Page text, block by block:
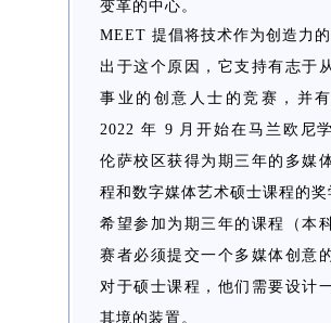
变革的中心。
MEET 提倡将技术作为创造力的
出于这个原因，它支持有志于
事业的创意人士的竞赛，并
2022 年 9 月开始在马兰欧尼
伦萨校区获得为期三年的多媒
程和数字媒体艺术硕士课程的奖
希望参加为期三年的课程（本
赛者必须提交一个多媒体创意
对于硕士课程，他们需要设计
其境的装置。